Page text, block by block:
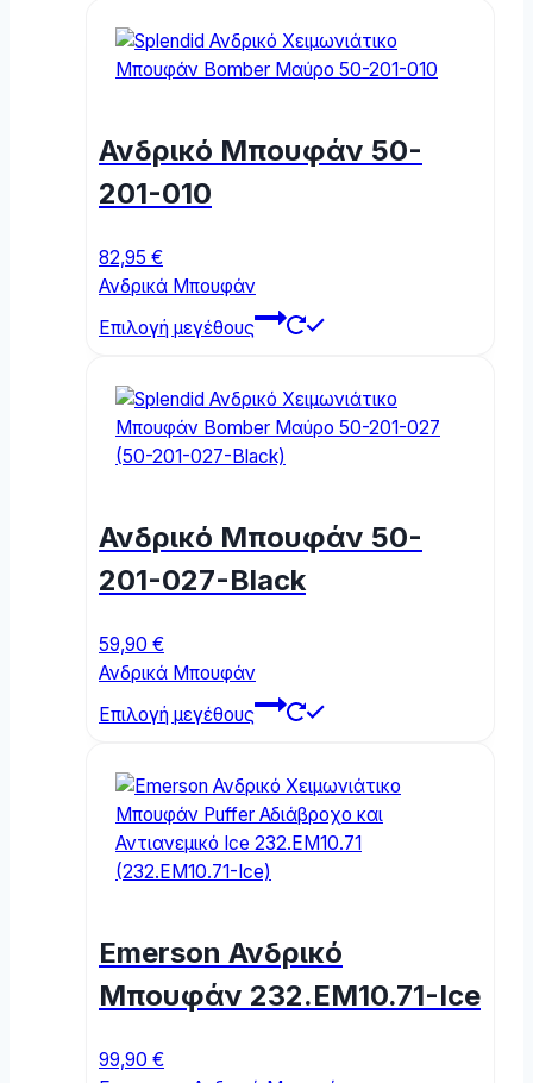
Ανδρικό Μπουφάν 50-
201-010
82,95 €
Ανδρικά Μπουφάν
Επιλογή μεγέθους
multiple
variants.
be
Ανδρικό Μπουφάν 50-
201-027-Black
59,90 €
Ανδρικά Μπουφάν
Επιλογή μεγέθους
multiple
variants.
The
chosen
on
the
Emerson Ανδρικό
Μπουφάν 232.EM10.71-Ice
99,90 €